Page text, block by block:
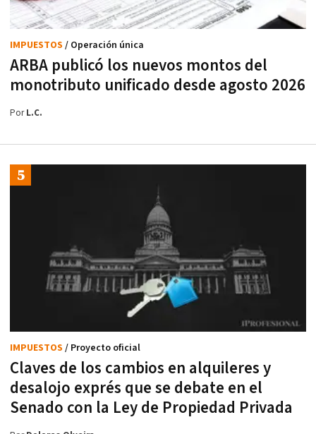
ARBA publicó los nuevos montos del
monotributo unificado desde agosto 2026
IMPUESTOS / Operación única
PorL.C.
Claves de los cambios en alquileres y
desalojo exprés que se debate en el
Senado con la Ley de Propiedad Privada
IMPUESTOS / Proyecto oficial